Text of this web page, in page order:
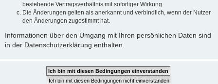
bestehende Vertragsverhältnis mit sofortiger Wirkung.
Die Änderungen gelten als anerkannt und verbindlich, wenn der Nutzer
den Änderungen zugestimmt hat.
Informationen über den Umgang mit Ihren persönlichen Daten sind
in der Datenschutzerklärung enthalten.